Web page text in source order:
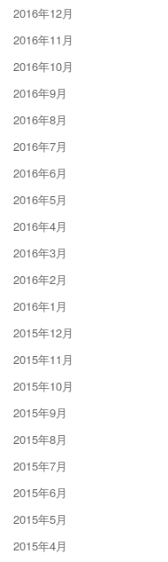
2016年12月
2016年11月
2016年10月
2016年9月
2016年8月
2016年7月
2016年6月
2016年5月
2016年4月
2016年3月
2016年2月
2016年1月
2015年12月
2015年11月
2015年10月
2015年9月
2015年8月
2015年7月
2015年6月
2015年5月
2015年4月